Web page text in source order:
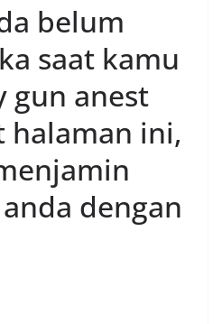
belum
saat kamu
gun anest
halaman ini,
dengan